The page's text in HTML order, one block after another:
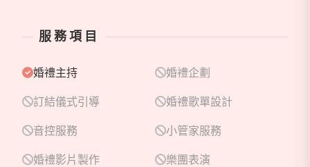
-我們深深相信緣分，也期待命運將我們串連-
服務項目
婚禮主持 婚禮企劃
訂結儀式引導 婚禮歌單設計
音控服務 小管家服務
婚禮影片製作 樂團表演